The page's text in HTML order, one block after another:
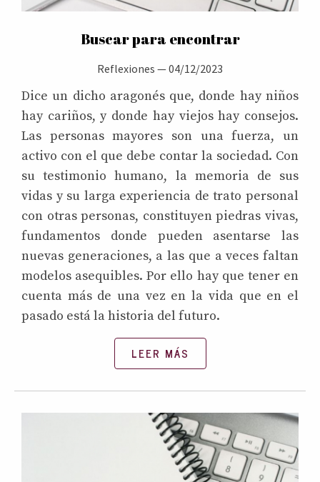
Buscar para encontrar
Reflexiones —04/12/2023
Dice un dicho aragonés que, donde hay niños
hay cariños, y donde hay viejos hay consejos.
Las personas mayores son una fuerza, un
activo con el que debe contar la sociedad. Con
su testimonio humano, la memoria de sus
vidas y su larga experiencia de trato personal
con otras personas, constituyen piedras vivas,
fundamentos donde pueden asentarse las
nuevas generaciones, a las que a veces faltan
modelos asequibles. Por ello hay que tener en
cuenta más de una vez en la vida que en el
pasado está la historia del futuro.
LEER MÁS